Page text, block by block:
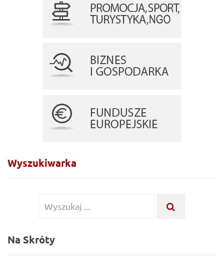
Wyszukiwarka
Wyszukiwanie
Na Skróty